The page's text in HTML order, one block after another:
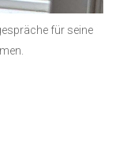
für seine